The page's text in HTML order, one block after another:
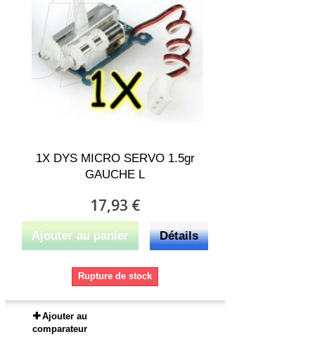
1X DYS MICRO SERVO 1.5gr
GAUCHE L
17,93 €
Ajouter au panier Détails
Rupture de stock
Ajouter au
comparateur